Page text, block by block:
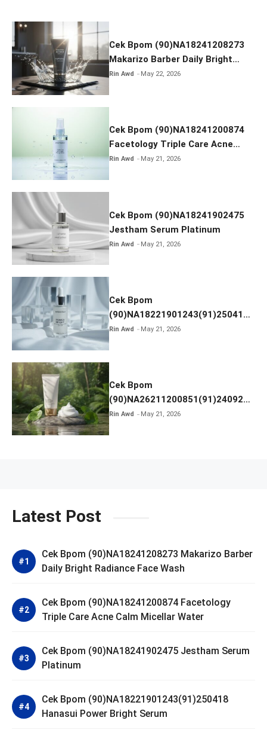
o
k
Cek Bpom (90)NA18241208273
Makarizo Barber Daily Bright
Radiance Face Wash
Rin Awd May 22, 2026
Cek Bpom (90)NA18241200874
Facetology Triple Care Acne
Calm Micellar Water
Rin Awd May 21, 2026
Cek Bpom (90)NA18241902475
Jestham Serum Platinum
Rin Awd May 21, 2026
Cek Bpom
(90)NA18221901243(91)250418
Hanasui Power Bright Serum
Rin Awd May 21, 2026
Cek Bpom
(90)NA26211200851(91)240924
SKIN1004 Madagascar Centella
Rin Awd May 21, 2026
Latest Post
Cek Bpom (90)NA18241208273 Makarizo Barber
Daily Bright Radiance Face Wash
Cek Bpom (90)NA18241200874 Facetology
Triple Care Acne Calm Micellar Water
Cek Bpom (90)NA18241902475 Jestham Serum
Platinum
Cek Bpom (90)NA18221901243(91)250418
Hanasui Power Bright Serum